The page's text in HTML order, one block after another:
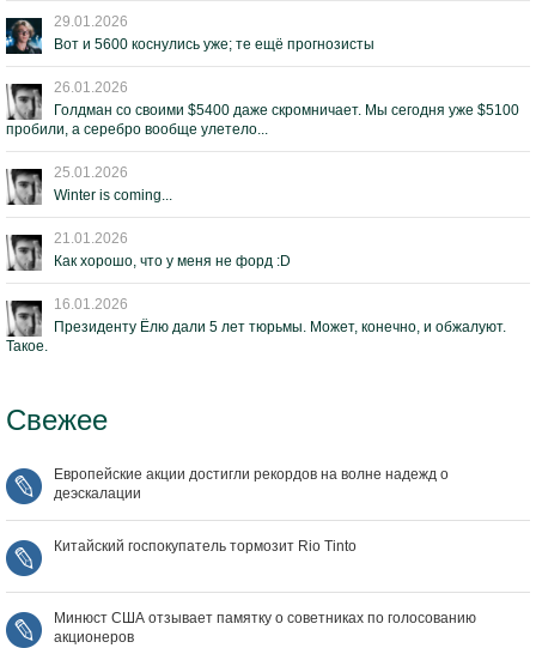
29.01.2026
Вот и 5600 коснулись уже; те ещё прогнозисты
26.01.2026
Голдман со своими $5400 даже скромничает. Мы сегодня уже $5100
пробили, а серебро вообще улетело...
25.01.2026
Winter is coming...
21.01.2026
Как хорошо, что у меня не форд :D
16.01.2026
Президенту Ёлю дали 5 лет тюрьмы. Может, конечно, и обжалуют.
Такое.
Свежее
Европейские акции достигли рекордов на волне надежд о
деэскалации
Китайский госпокупатель тормозит Rio Tinto
Минюст США отзывает памятку о советниках по голосованию
акционеров